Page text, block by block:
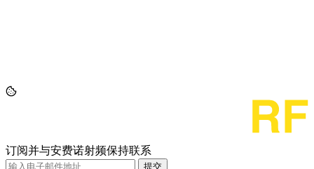
订阅并与安费诺射频保持联系
提交